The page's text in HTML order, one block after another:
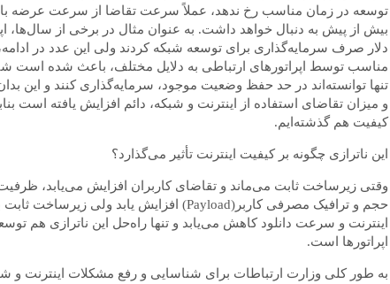
توسعه در زمان مناسب رخ ندهد، عملاً سرعت تقاضا از سرعت عرضه
دلار صرف سرمایه‌گذاری برای توسعه شبکه کردند ولی این عدد در
مناسب توسط اپراتورهای ارتباطی به دلایل مختلف، باعث شده است شبکه
تنها توانسته‌اند در حد حفظ وضعیت موجود، سرمایه‌گذاری کنند و
و میزان تقاضای استفاده از اینترنت و شبکه، دائم افزایش یافته است
کیفیت هم گذشته‌ایم.
این ناترازی چگونه بر کیفیت اینترنت تأثیر می‌گذارد؟
وقتی زیرساخت‌ ثابت می‌ماند و تقاضای کاربران افزایش می‌یابد،
اینترنت و سرعت دانلود کاهش می‌یابد و تنها راه‌حل این ناترازی هم
اپراتورها است.
به طور کلی وزارت ارتباطات برای شناسایی و رفع مشکلات اینترنت و